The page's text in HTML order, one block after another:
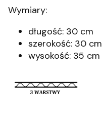
Wymiary:
długość: 30 cm
szerokość: 30 cm
wysokość: 35 cm